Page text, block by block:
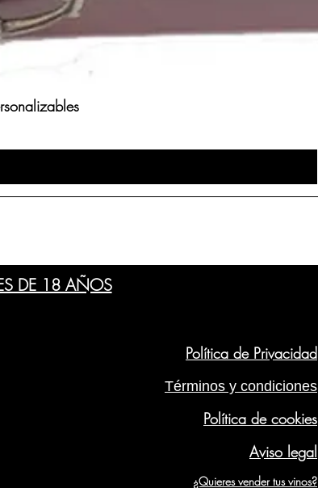
DE 18 AÑOS
Política de Privacidad
Términos y condiciones
Política de cookies
Aviso legal
¿Quieres vender tus vinos?